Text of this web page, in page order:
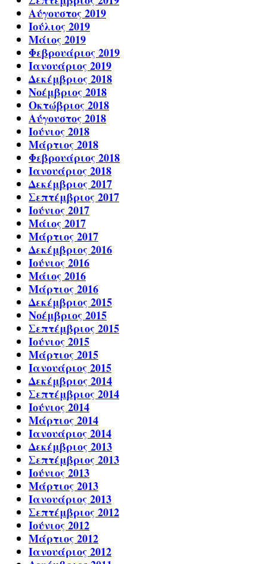
Αύγουστος 2019
Ιούλιος 2019
Μάιος 2019
Φεβρουάριος 2019
Ιανουάριος 2019
Δεκέμβριος 2018
Νοέμβριος 2018
Οκτώβριος 2018
Αύγουστος 2018
Ιούνιος 2018
Μάρτιος 2018
Φεβρουάριος 2018
Ιανουάριος 2018
Δεκέμβριος 2017
Σεπτέμβριος 2017
Ιούνιος 2017
Μάιος 2017
Μάρτιος 2017
Δεκέμβριος 2016
Ιούνιος 2016
Μάιος 2016
Μάρτιος 2016
Δεκέμβριος 2015
Νοέμβριος 2015
Σεπτέμβριος 2015
Ιούνιος 2015
Μάρτιος 2015
Ιανουάριος 2015
Δεκέμβριος 2014
Σεπτέμβριος 2014
Ιούνιος 2014
Μάρτιος 2014
Ιανουάριος 2014
Δεκέμβριος 2013
Σεπτέμβριος 2013
Ιούνιος 2013
Μάρτιος 2013
Ιανουάριος 2013
Σεπτέμβριος 2012
Ιούνιος 2012
Μάρτιος 2012
Ιανουάριος 2012